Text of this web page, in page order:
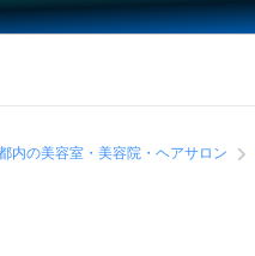
内の美容室・美容院・ヘアサロン